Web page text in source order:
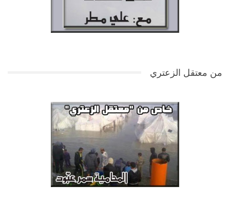
من معتقل الزعتري